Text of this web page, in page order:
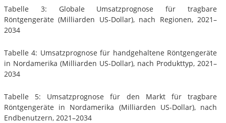
Tabelle 3: Globale Umsatzprognose für tragbare
Röntgengeräte (Milliarden US-Dollar), nach Regionen, 2021–
2034
Tabelle 4: Umsatzprognose für handgehaltene Röntgengeräte
in Nordamerika (Milliarden US-Dollar), nach Produkttyp, 2021–
2034
Tabelle 5: Umsatzprognose für den Markt für tragbare
Röntgengeräte in Nordamerika (Milliarden US-Dollar), nach
Endbenutzern, 2021–2034